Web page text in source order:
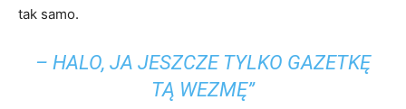
tak samo.
– HALO, JA JESZCZE TYLKO GAZETKĘ
TĄ WEZMĘ”